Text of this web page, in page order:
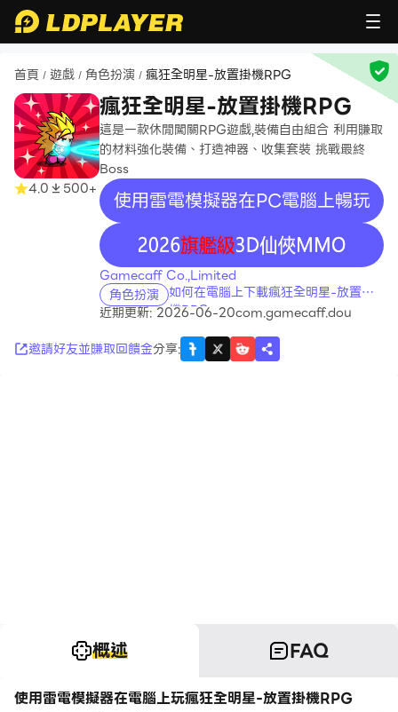
首頁 / 遊戲 / 角色扮演 / 瘋狂全明星-放置掛機RPG
4.0 500+
瘋狂全明星-放置掛機RPG
這是一款休閒闖關RPG遊戲,裝備自由組合 利用賺取
的材料強化裝備、打造神器、收集套裝 挑戰最終
Boss
使用雷電模擬器在PC電腦上暢玩
recommend
Gamecaff Co.,Limited
角色扮演 如何在電腦上下載瘋狂全明星-放置掛
機RPG
近期更新: 2026-06-20com.gamecaff.dou
邀請好友並賺取回饋金分享:
概述 FAQ
使用雷電模擬器在電腦上玩瘋狂全明星-放置掛機RPG